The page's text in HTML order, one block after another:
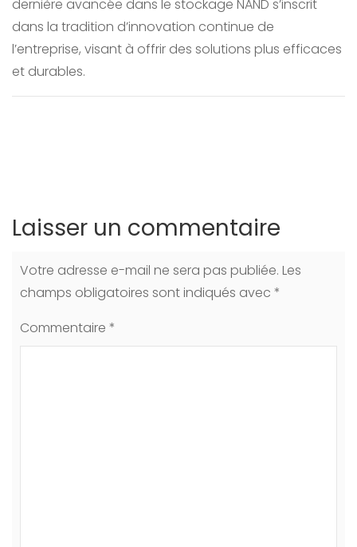
dernière avancée dans le stockage NAND s’inscrit
dans la tradition d’innovation continue de
l’entreprise, visant à offrir des solutions plus efficaces
et durables.
Laisser un commentaire
Votre adresse e-mail ne sera pas publiée. Les
champs obligatoires sont indiqués avec *
Commentaire *